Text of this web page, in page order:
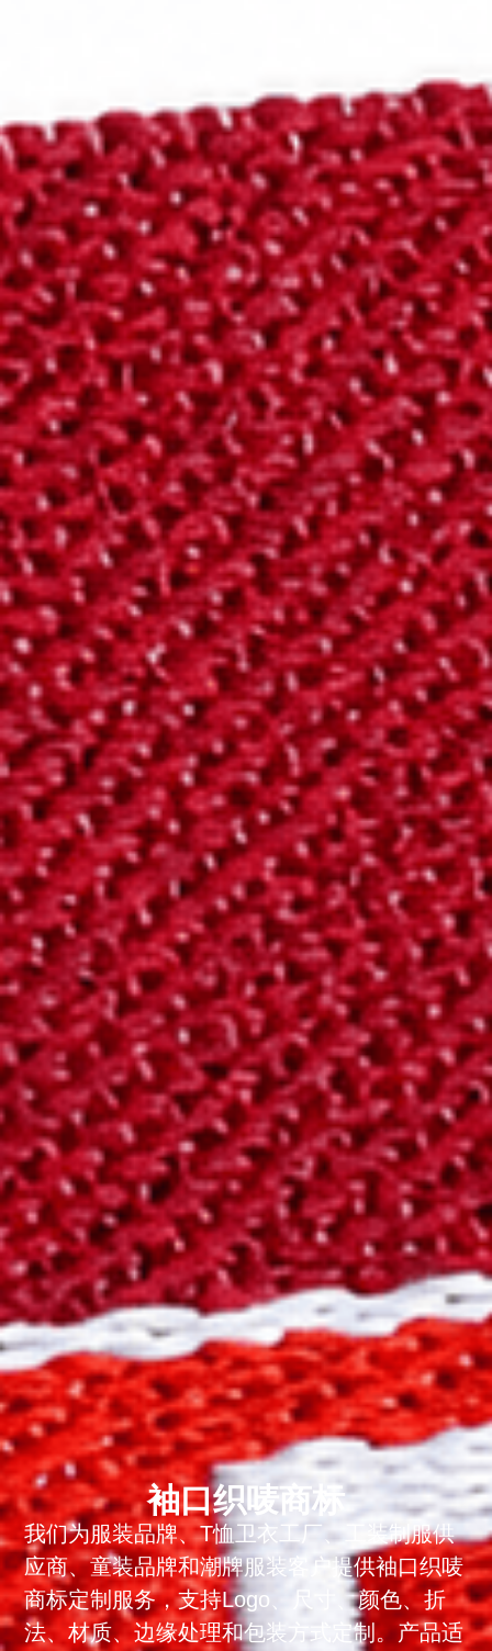
袖口织唛商标
我们为服装品牌、T恤卫衣工厂、工装制服供
应商、童装品牌和潮牌服装客户提供袖口织唛
商标定制服务，支持Logo、尺寸、颜色、折
法、材质、边缘处理和包装方式定制。产品适